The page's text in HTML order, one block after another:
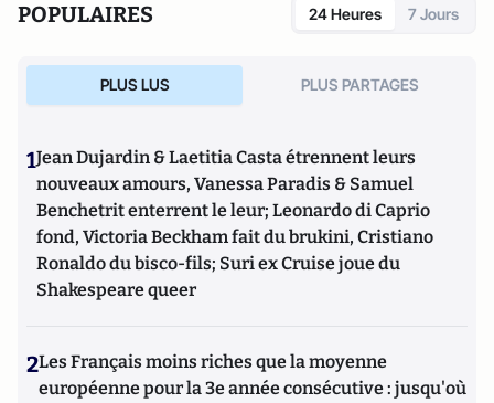
POPULAIRES 24 Heures 7 Jours
PLUS LUS PLUS PARTAGES
1Jean Dujardin & Laetitia Casta étrennent leurs
nouveaux amours, Vanessa Paradis & Samuel
Benchetrit enterrent le leur; Leonardo di Caprio
fond, Victoria Beckham fait du brukini, Cristiano
Ronaldo du bisco-fils; Suri ex Cruise joue du
Shakespeare queer
2Les Français moins riches que la moyenne
européenne pour la 3e année consécutive : jusqu'où